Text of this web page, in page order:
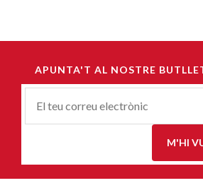
APUNTA'T AL NOSTRE
Correu-
M'HI